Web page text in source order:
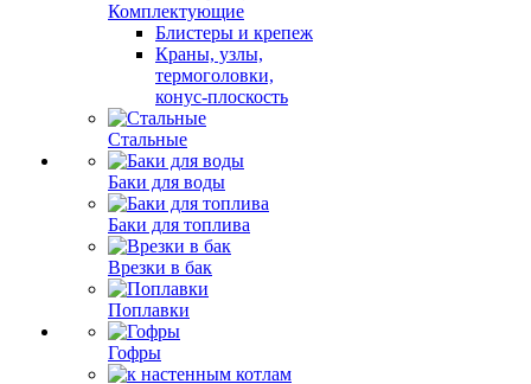
Комплектующие
Блистеры и крепеж
Краны, узлы,
термоголовки,
конус-плоскость
Стальные
Баки для воды
Баки для топлива
Врезки в бак
Поплавки
Гофры